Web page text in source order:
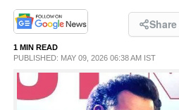
LIFESTYLE
Share
1 MIN READ
PUBLISHED: MAY 09, 2026 06:38 AM IST